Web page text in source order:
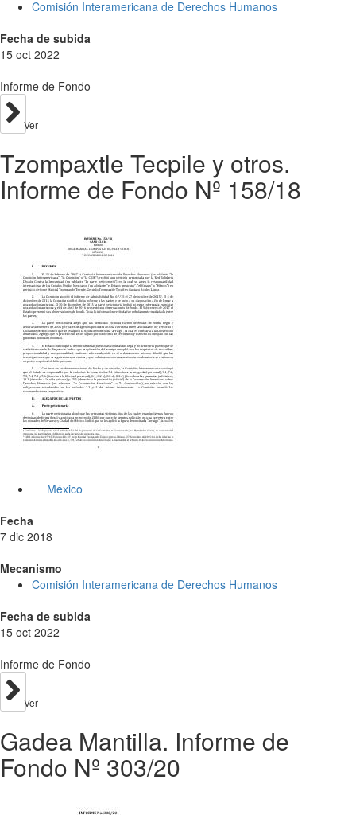
Comisión Interamericana de Derechos Humanos
Fecha de subida
15 oct 2022
Informe de Fondo
Ver
Tzompaxtle Tecpile y otros.
Informe de Fondo Nº 158/18
México
Fecha
7 dic 2018
Mecanismo
Comisión Interamericana de Derechos Humanos
Fecha de subida
15 oct 2022
Informe de Fondo
Ver
Gadea Mantilla. Informe de
Fondo Nº 303/20